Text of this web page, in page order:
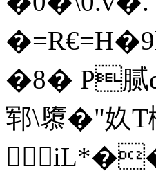
�=
�8� P腻
郓\隳�"奺